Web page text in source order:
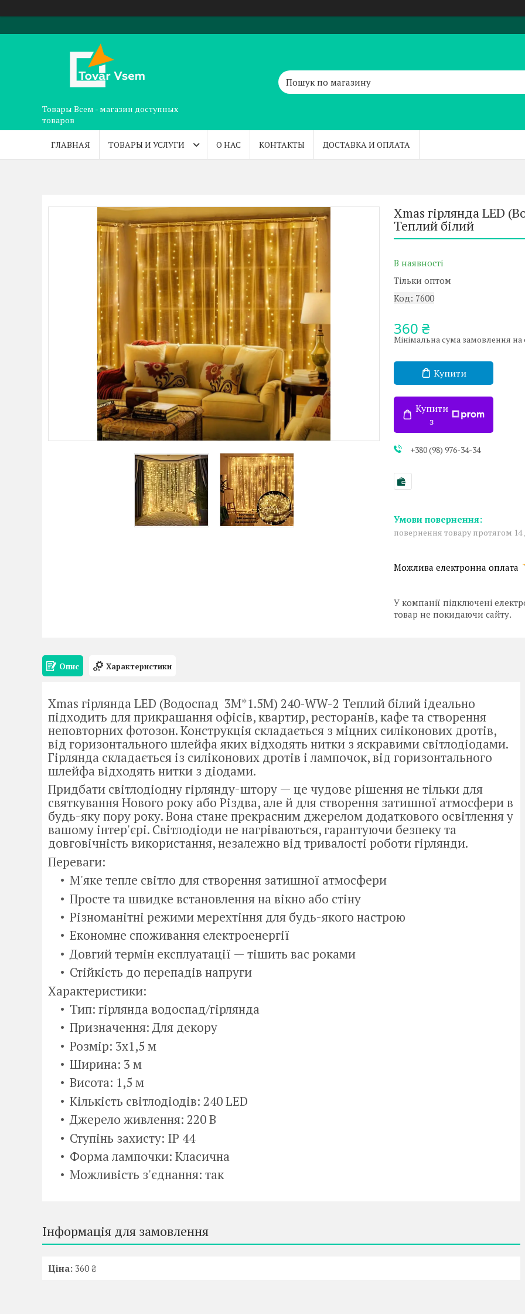
Товары Всем - магазин доступных
товаров
ГЛАВНАЯ ТОВАРЫ И УСЛУГИ О НАС КОНТАКТЫ ДОСТАВКА И ОПЛАТА
Xmas гірлянда LED
Теплий білий
В наявності
Тільки оптом
Код: 7600
360 ₴
Мінімальна сума замовлення на
Купити
Купити
з
+380 (98) 976-34-34
повернення товару протягом 14
У компанії підключені
товар не покидаючи сайту.
Опис Характеристики
Xmas гірлянда LED (Водоспад 3M*1.5M) 240-WW-2 Теплий білий ідеально
підходить для прикрашання офісів, квартир, ресторанів, кафе та створення
неповторних фотозон. Конструкція складається з міцних силіконових дротів,
від горизонтального шлейфа яких відходять нитки з яскравими світлодіодами.
Гірлянда складається із силіконових дротів і лампочок, від горизонтального
шлейфа відходять нитки з діодами.
Придбати світлодіодну гірлянду-штору — це чудове рішення не тільки для
святкування Нового року або Різдва, але й для створення затишної атмосфери в
будь-яку пору року. Вона стане прекрасним джерелом додаткового освітлення у
вашому інтер'єрі. Світлодіоди не нагріваються, гарантуючи безпеку та
довговічність використання, незалежно від тривалості роботи гірлянди.
Переваги:
М'яке тепле світло для створення затишної атмосфери
Просте та швидке встановлення на вікно або стіну
Різноманітні режими мерехтіння для будь-якого настрою
Економне споживання електроенергії
Довгий термін експлуатації — тішить вас роками
Стійкість до перепадів напруги
Характеристики:
Тип: гірлянда водоспад/гірлянда
Призначення: Для декору
Розмір: 3х1,5 м
Ширина: 3 м
Висота: 1,5 м
Кількість світлодіодів: 240 LED
Джерело живлення: 220 В
Ступінь захисту: IP 44
Форма лампочки: Класична
Можливість з'єднання: так
Інформація для замовлення
Ціна: 360 ₴